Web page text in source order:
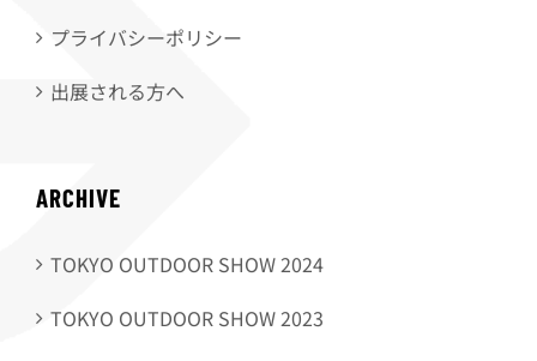
プライバシーポリシー
出展される方へ
ARCHIVE
TOKYO OUTDOOR SHOW 2024
TOKYO OUTDOOR SHOW 2023